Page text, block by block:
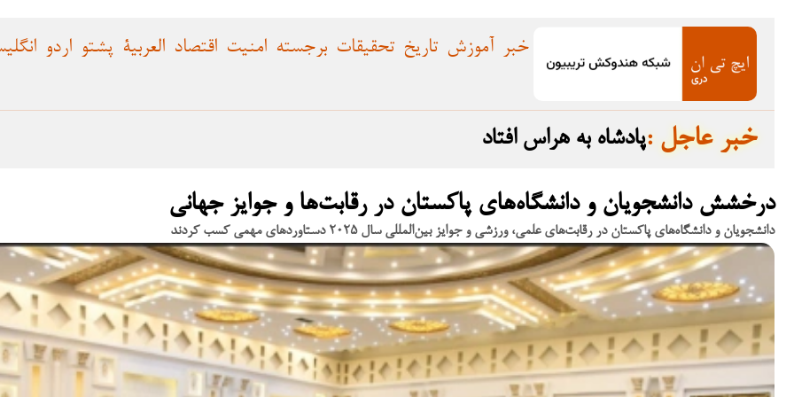
اقتصاد امنیت برجسته تحقیقات تاریخ آموزش خبر اردو پشتو العربية
پادشاه به هراس افتاد : خبر عاجل
درخشش دانشجویان و دانشگاه‌های پاکستان در رقابت‌ها و جوایز جهانی
دانشجویان و دانشگاه‌های پاکستان در رقابت‌های علمی، ورزشی و جوایز بین‌المللی سال ۲۰۲۵ دستاوردهای مهمی کسب کردند